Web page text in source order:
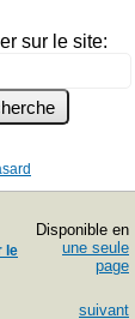
sur le site:
le
Disponible en
une seule
page
suivant